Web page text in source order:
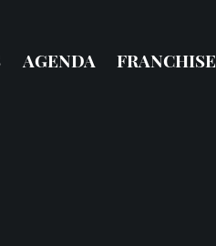
AGENDA FRANCHISE